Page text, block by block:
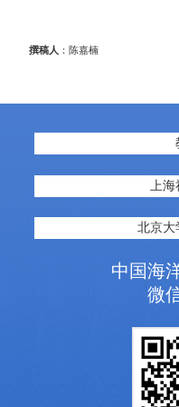
撰稿人 ：陈嘉楠
上
北京大
中国海
微